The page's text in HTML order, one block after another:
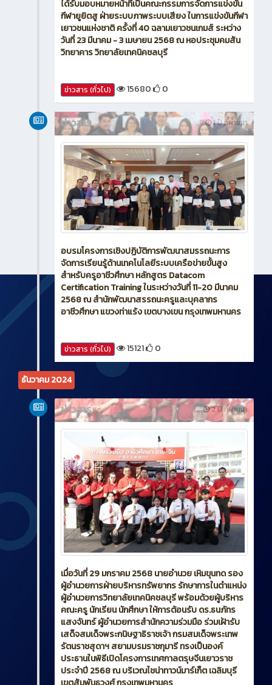
ได้รับมอบหมายหน้าที่เป็นคณะกรรมการจัดการแข่งขัน
กีฬายูยิตสู ฝ่ายระบบภาพระบบเสียง ในการแข่งขันกีฬา
เยาวชนแห่งชาติ ครั้งที่ 40 ฉลามเยาวชนเกมส์ ระหว่าง
วันที่ 23 มีนาคม - 3 เมษายน 2568 ณ หอประชุมคมสัน
วิทยาคาร วิทยาลัยเทคนิคชลบุรี
ข่าวสาร (ทั่วไป) 15680 0
1 ปี ที่ผ่านมา
ข่าวสาร
อบรมโครงการเชิงปฏิบัติการพัฒนาสมรรถนะการ
จัดการเรียนรู้ด้านเทคโนโลยีระบบเครือข่ายขั้นสูง
สำหรับครูอาชีวศึกษา หลักสูตร Datacom
Certification Training ในระหว่างวันที่ 11-20 มีนาคม
2568 ณ สำนักพัฒนาสรรถนะครูและบุคลากร
อาชีวศึกษา แขวงท่าแร้ง เขตบางเขน กรุงเทพมหานคร
ข่าวสาร (ทั่วไป) 15121 0
ธันวาคม 2024
2 ปี ที่ผ่านมา
ข่าวสาร
เมื่อวันที่ 29 มกราคม 2568 นายอำนวย เหิมขุนทด รอง
ผู้อำนวยการฝ่ายบริหารทรัพยากร รักษาการในตำแหน่ง
ผู้อำนวยการวิทยาลัยเทคนิคชลบุรี พร้อมด้วยผู้บริหาร
คณะครู นักเรียน นักศึกษา ให้การต้อนรับ ดร.ธนภัทร
แสงจันทร์ ผูัอำนวยการสำนักความร่วมมือ ร่วมเฝ้ารับ
เสด็จสมเด็จพระกนิษฐาธิราชเจ้า กรมสมเด็จพระเทพ
รัตนราชสุดาฯ สยามบรมราชกุมารี ทรงเป็นองค์
ประธานในพิธีเปิดโครงการเทศกาลตรุษจีนเยาวราช
ประจำปี 2568 ณ บริเวณไชน่าทาวน์มาร์เก็ต เฉลิมบุรี